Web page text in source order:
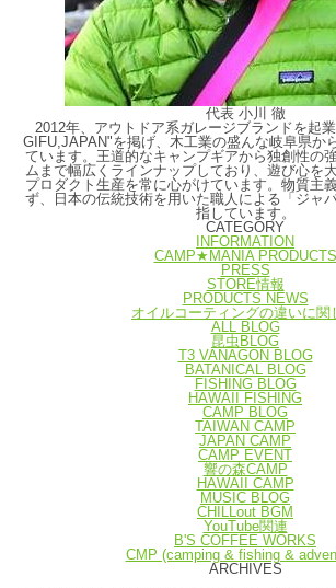
代表 小川 徹
2012年、アウトドア系ガレージブランドを起
GIFU,JAPAN"を掲げ、木工業の盛んな岐阜県か
ています。王道的なキャンプギアから独創性の
ムまで幅広くラインナップしており、遊び心を
プロダクト生産を常に心がけています。物質主
ず、日本の伝統技術を用いた職人による「ジャ
指しています。
CATEGORY
INFORMATION
CAMP★MANIA PRODUCTS
PRESS
STORE情報
PRODUCTS NEWS
オイルコーティングの違いに関
ALL BLOG
昆虫BLOG
T3 VANAGON BLOG
BATANICAL BLOG
FISHING BLOG
HAWAII FISHING
CAMP BLOG
TAIWAN CAMP
JAPAN CAMP
CAMP EVENT
響の森CAMP
HAWAII CAMP
MUSIC BLOG
CHILLout BGM
YouTube関連
B'S COFFEE WORKS
CMP (camping & fishing &
ARCHIVES